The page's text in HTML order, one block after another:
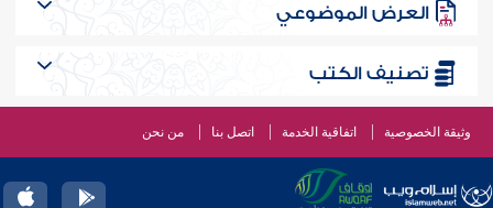
العرض الموضوعي
تصنيف الكتب
وثيقة الخصوصية اتفاقية الخدمة اتصل بنا من نحن